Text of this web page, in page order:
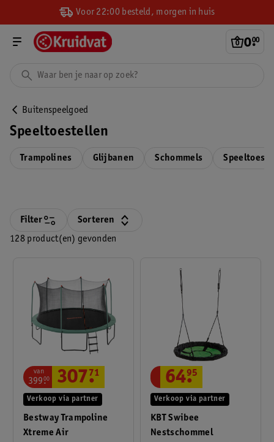
Voor 22:00 besteld, morgen in huis
0.
00
Buitenspeelgoed
Speeltoestellen
Trampolines Glijbanen Schommels
128 product(en) gevonden
Filter Sorteren
Bestway Trampoline
Xtreme Air
Verkoop via partner
van
399.
00 307.
71
KBT Swibee
Nestschommel
Verkoop via partner
64.
95